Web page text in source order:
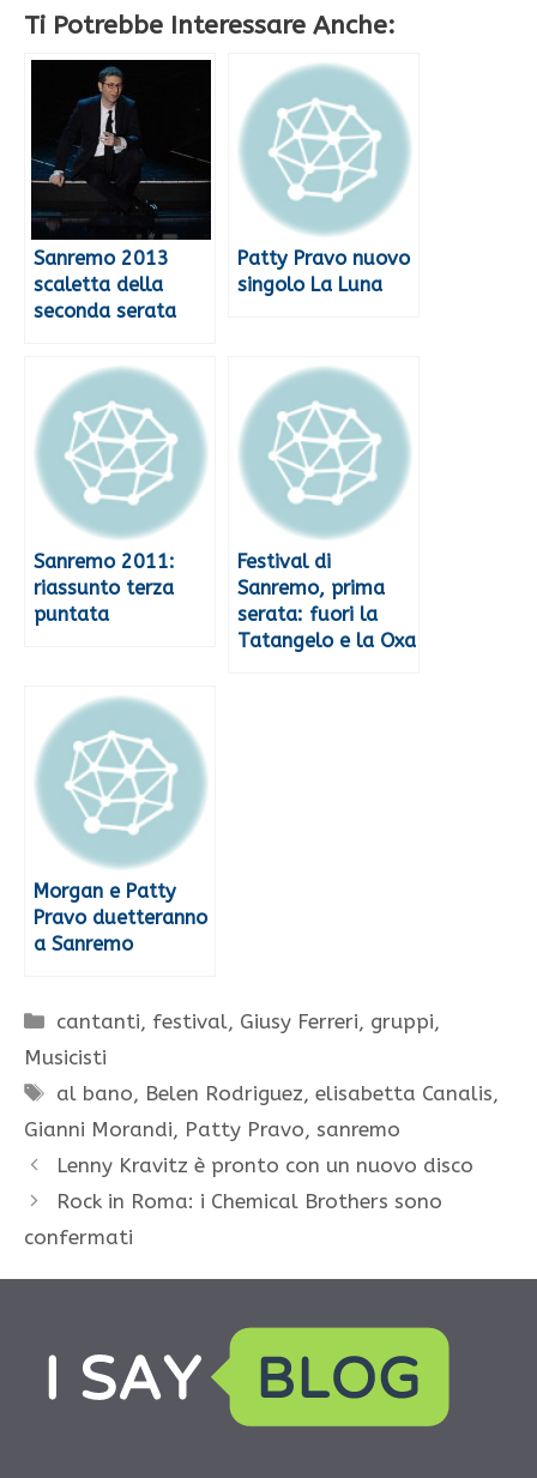
Ti Potrebbe Interessare Anche:
Sanremo 2013
scaletta della
seconda serata
Patty Pravo nuovo
singolo La Luna
Sanremo 2011:
riassunto terza
puntata
Festival di
Sanremo, prima
serata: fuori la
Tatangelo e la Oxa
Morgan e Patty
Pravo duetteranno
a Sanremo
Categorie
cantanti, festival, Giusy Ferreri, gruppi,
Musicisti
Tag
al bano, Belen Rodriguez,elisabetta Canalis,
Gianni Morandi, Patty Pravo, sanremo
Lenny Kravitz è pronto con un nuovo disco
Rock in Roma: i Chemical Brothers sono
confermati